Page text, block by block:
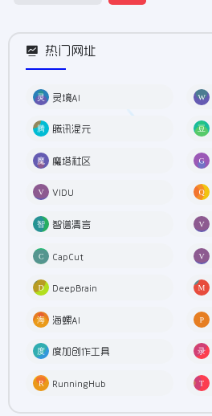
热门网址
灵境AI
腾讯混元
魔塔社区
VIDU
智谱清言
CapCut
DeepBrain
海螺AI
度加创作工具
RunningHub